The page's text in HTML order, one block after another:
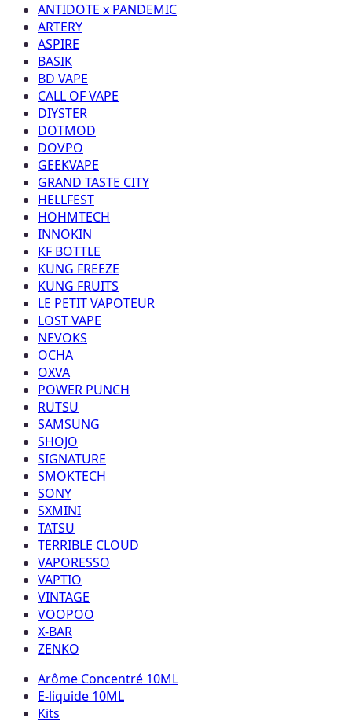
ANTIDOTE x PANDEMIC
ARTERY
ASPIRE
BASIK
BD VAPE
CALL OF VAPE
DIYSTER
DOTMOD
DOVPO
GEEKVAPE
GRAND TASTE CITY
HELLFEST
HOHMTECH
INNOKIN
KF BOTTLE
KUNG FREEZE
KUNG FRUITS
LE PETIT VAPOTEUR
LOST VAPE
NEVOKS
OCHA
OXVA
POWER PUNCH
RUTSU
SAMSUNG
SHOJO
SIGNATURE
SMOKTECH
SONY
SXMINI
TATSU
TERRIBLE CLOUD
VAPORESSO
VAPTIO
VINTAGE
VOOPOO
X-BAR
ZENKO
Arôme Concentré 10ML
E-liquide 10ML
Kits